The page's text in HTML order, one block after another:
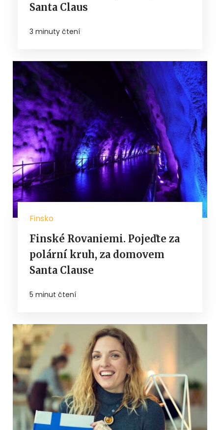
Santa Claus
3 minuty čtení
Finsko
Finské Rovaniemi. Pojeďte za
polární kruh, za domovem
Santa Clause
5 minut čtení